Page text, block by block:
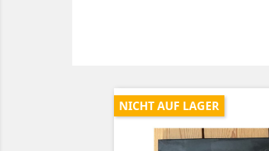
NICHT AUF LAGER